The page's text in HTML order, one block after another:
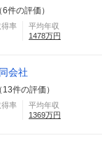
（6件の評価）
得率
平均年収
1478万円
会社
（ 13件の評価）
得率
平均年収
1369万円